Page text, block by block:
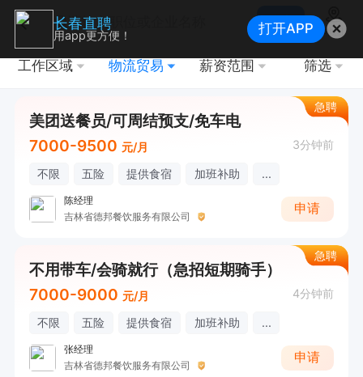
搜索
地图
工作区域 物流贸易 薪资范围 筛选
急聘
美团送餐员/可周结预支/免车电
7000-9500 元/月 3分钟前
不限 五险 提供食宿 加班补助 ...
陈经理
吉林省德邦餐饮服务有限公司
申请
急聘
不用带车/会骑就行（急招短期骑手）
7000-9000 元/月 4分钟前
不限 五险 提供食宿 加班补助 ...
张经理
吉林省德邦餐饮服务有限公司
申请
长春直聘
用app更方便！ 打开APP